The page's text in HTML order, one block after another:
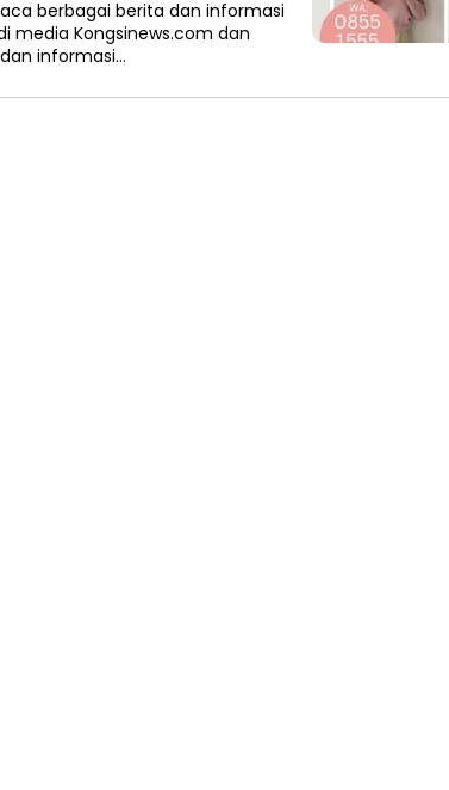
berbagai berita dan informasi
media Kongsinews.com dan
informasi…